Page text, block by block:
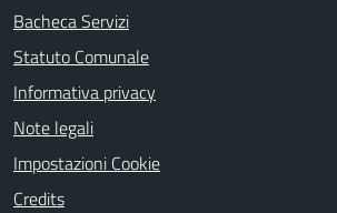
Bacheca Servizi
Statuto Comunale
Informativa privacy
Note legali
Impostazioni Cookie
Credits